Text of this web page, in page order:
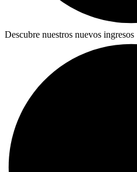
Descubre nuestros nuevos ingresos